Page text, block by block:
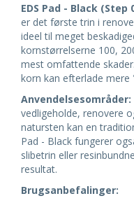
EDS Pad - Black (Step
er det første trin i
ideel til meget
kornstørrelserne 100,
mest omfattende
korn kan efterlade mere
Anvendelsesområder:
vedligeholde, renovere
natursten kan en
Pad - Black fungerer
slibetrin eller
resultat.
Brugsanbefalinger: